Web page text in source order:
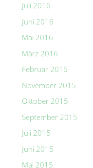
Juli 2016
Juni 2016
Mai 2016
März 2016
Februar 2016
November 2015
Oktober 2015
September 2015
Juli 2015
Juni 2015
Mai 2015